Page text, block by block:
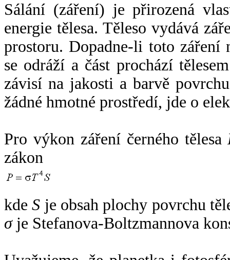
Sálání (záření) je přirozená
energie tělesa. Těleso vydává
prostoru. Dopadne-li toto záření
se odráží a část prochází
závisí na jakosti a barvě
žádné hmotné prostředí, jde o
Pro výkon záření černého tělesa
zákon
kdeS je obsah plochy povrchu
σje Stefanova-Boltzmannova